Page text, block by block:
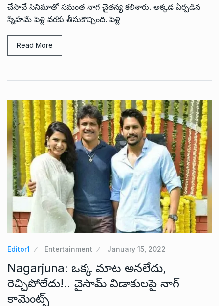
చేసావే సినిమాతో సమంత నాగ చైతన్య కలిశారు. అక్కడ ఏర్పడిన
స్నేహమే పెళ్లి వరకు తీసుకొచ్చింది. పెళ్లి
Read More
Editor1 Entertainment January 15, 2022
Nagarjuna: ఒక్క మాట అనలేదు,
రెచ్చిపోలేదు!.. చైసామ్ విడాకులపై నాగ్
కామెంట్స్